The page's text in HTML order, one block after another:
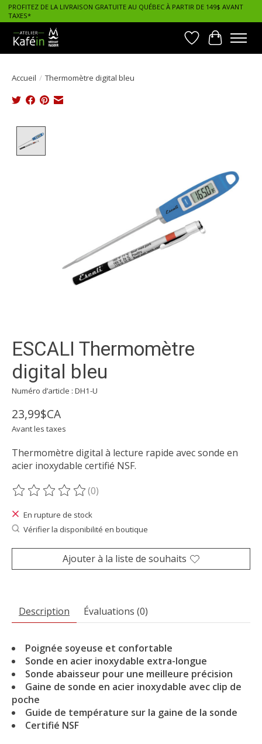
PROFITEZ DE LA LIVRAISON GRATUITE AU QUÉBEC À PARTIR DE 149$ AVANT
TAXES*
Liste dePanier
Accueil / Thermomètre digital bleu
ESCALI Thermomètre
digital bleu
Numéro d’article : DH1-U
23,99$CA
Avant les taxes
Thermomètre digital à lecture rapide avec sonde en
acier inoxydable certifié NSF.
Ce produit est évalué à
(0)
En rupture de stock
Vérifier la disponibilité en boutique
Ajouter à la liste de souhaits
Description Évaluations (0)
Poignée soyeuse et confortable
Sonde en acier inoxydable extra-longue
Sonde abaisseur pour une meilleure précision
Gaine de sonde en acier inoxydable avec clip de
poche
Guide de température sur la gaine de la sonde
Certifié NSF